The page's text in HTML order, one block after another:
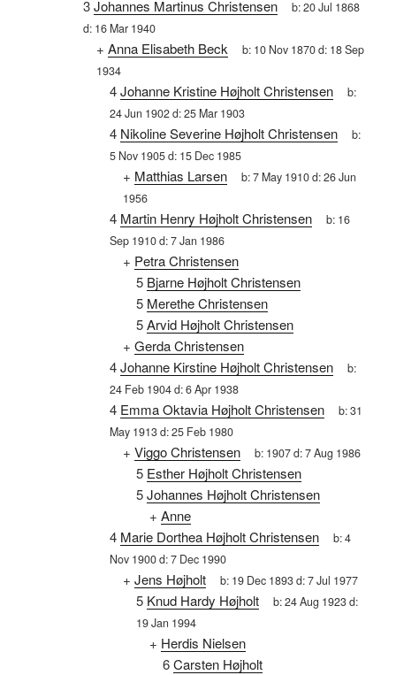
3Johannes Martinus Christensen b:20 Jul 1868
d: 16 Mar 1940
+ Anna Elisabeth Beck b: 10 Nov 1870d: 18 Sep
1934
4Johanne Kristine Højholt Christensen
b:
24 Jun 1902d:25 Mar 1903
4 Nikoline Severine Højholt Christensen
b:
5 Nov 1905d: 15 Dec 1985
+ Matthias Larsen b:7 May 1910d:26 Jun
1956
4 Martin Henry Højholt Christensen b: 16
Sep 1910d:7 Jan 1986
+ Petra Christensen
5 Bjarne Højholt Christensen
5 Merethe Christensen
5Arvid Højholt Christensen
+ Gerda Christensen
4Johanne Kirstine Højholt Christensen
b:
24 Feb 1904d:6 Apr 1938
4 Emma Oktavia Højholt Christensen b:31
May 1913d:25 Feb 1980
+ Viggo Christensen b: 1907d:7 Aug 1986
5 Esther Højholt Christensen
5Johannes Højholt Christensen
+ Anne
4 Marie Dorthea Højholt Christensen b:4
Nov 1900d:7 Dec 1990
+ Jens Højholt b: 19 Dec 1893d:7 Jul 1977
5 Knud Hardy Højholt b:24 Aug 1923d:
19 Jan 1994
+ Herdis Nielsen
6Carsten Højholt